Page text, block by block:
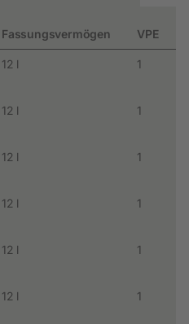
Fassungsvermögen VPE
12 l 1
12 l 1
12 l 1
12 l 1
12 l 1
12 l 1